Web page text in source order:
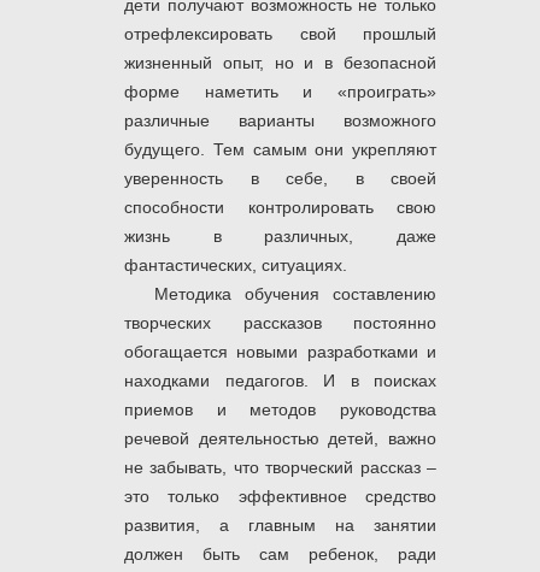
дети получают возможность не только
отрефлексировать свой прошлый
жизненный опыт, но и в безопасной
форме наметить и «проиграть»
различные варианты возможного
будущего. Тем самым они укрепляют
уверенность в себе, в своей
способности контролировать свою
жизнь в различных, даже
фантастических, ситуациях.
Методика обучения составлению
творческих рассказов постоянно
обогащается новыми разработками и
находками педагогов. И в поисках
приемов и методов руководства
речевой деятельностью детей, важно
не забывать, что творческий рассказ –
это только эффективное средство
развития, а главным на занятии
должен быть сам ребенок, ради